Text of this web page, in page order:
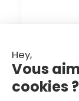
Hey,
Vous
cookies ?